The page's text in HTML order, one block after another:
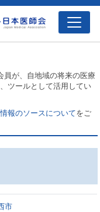
員が、自地域の将来の医療
ツールとして活用してい
報のソースについてをご
市